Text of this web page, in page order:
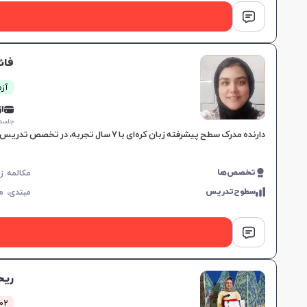
از
جلسه ۱
دارنده مدرک سطح پیشرفته زبان کره‌ای با ۷ سال تجربه، در تخصص تدریس و تلفظ صحیح، مناسب برای همه سطوح با تمرکز بر بهبود مهارت‌های گفتاری.
تخصص‌ها
سطوح‌تدریس مبتدی،
302